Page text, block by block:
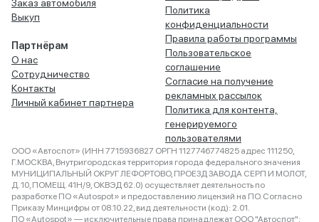
Заказ автомобиля
Выкуп
Партнёрам
О нас
Сотрудничество
Контакты
Личный кабинет партнера
Политика
конфиденциальности
Правила работы программы
Пользовательское
соглашение
Согласие на получение
рекламных рассылок
Политика для контента,
генерируемого
пользователями
ООО «Автоспот» (ИНН 7715936827 ОРГН 1127746774825 адрес 111250,
Г.МОСКВА, Внутригородская территория города федерального значения
МУНИЦИПАЛЬНЫЙ ОКРУГ ЛЕФОРТОВО, ПРОЕЗД ЗАВОДА СЕРП И МОЛОТ,
Д. 10, ПОМЕЩ. 41Н/9, ОКВЭД 62.0) осуществляет деятельность по
разработке ПО «Autospot» и предоставлению лицензий на ПО. Согласно
Приказу Минцифры от 08.10.22, вид деятельности (код): 2.01.
ПО «Autospot» — исключительные права принадлежат ООО "Автоспот":